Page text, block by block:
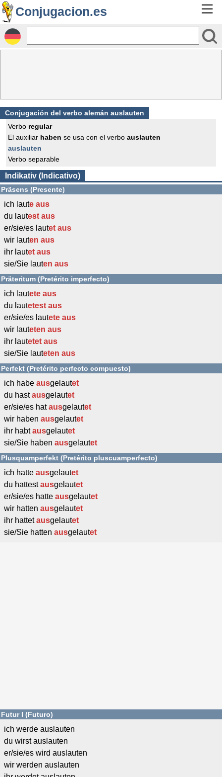
Conjugacion.es
Conjugación del verbo alemán auslauten
Verbo regular
El auxiliar haben se usa con el verbo auslauten
auslauten
Verbo separable
Indikativ (Indicativo)
Präsens (Presente)
ich laute aus
du lautest aus
er/sie/es lautet aus
wir lauten aus
ihr lautet aus
sie/Sie lauten aus
Präteritum (Pretérito imperfecto)
ich lautete aus
du lautetest aus
er/sie/es lautete aus
wir lauteten aus
ihr lautetet aus
sie/Sie lauteten aus
Perfekt (Pretérito perfecto compuesto)
ich habe ausgelautet
du hastausgelautet
er/sie/es hatausgelautet
wir haben ausgelautet
ihr habtausgelautet
sie/Sie haben ausgelautet
Plusquamperfekt (Pretérito pluscuamperfecto)
ich hatte ausgelautet
du hattestausgelautet
er/sie/es hatte ausgelautet
wir hatten ausgelautet
ihr hattetausgelautet
sie/Sie hatten ausgelautet
Futur I (Futuro)
ich werde auslauten
du wirst auslauten
er/sie/es wird auslauten
wir werden auslauten